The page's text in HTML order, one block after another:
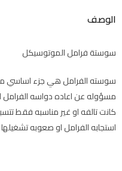
الوصف
سوستة فرامل الموتوسيكل
سوسته الفرامل هي جزء اساسي
مسؤوله عن اعاده دواسه الفرامل
كانت تالفه او غير مناسبه فقط
استجابه الفرامل او صعوبه تشغيلها